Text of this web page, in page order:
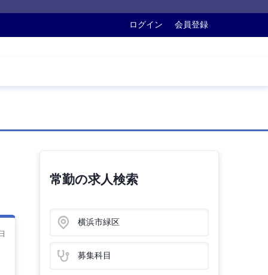
ログイン 会員登録
常勤の求人検索
横浜市緑区
募集科目